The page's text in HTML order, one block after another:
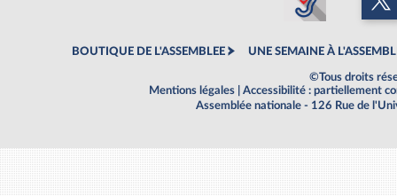
BOUTIQUE DE L'ASSEMBLEE UNE SEMAINE À
©Tous droits
Mentions légales
Accessibilité : partiellement
Assemblée nationale - 126 Rue de